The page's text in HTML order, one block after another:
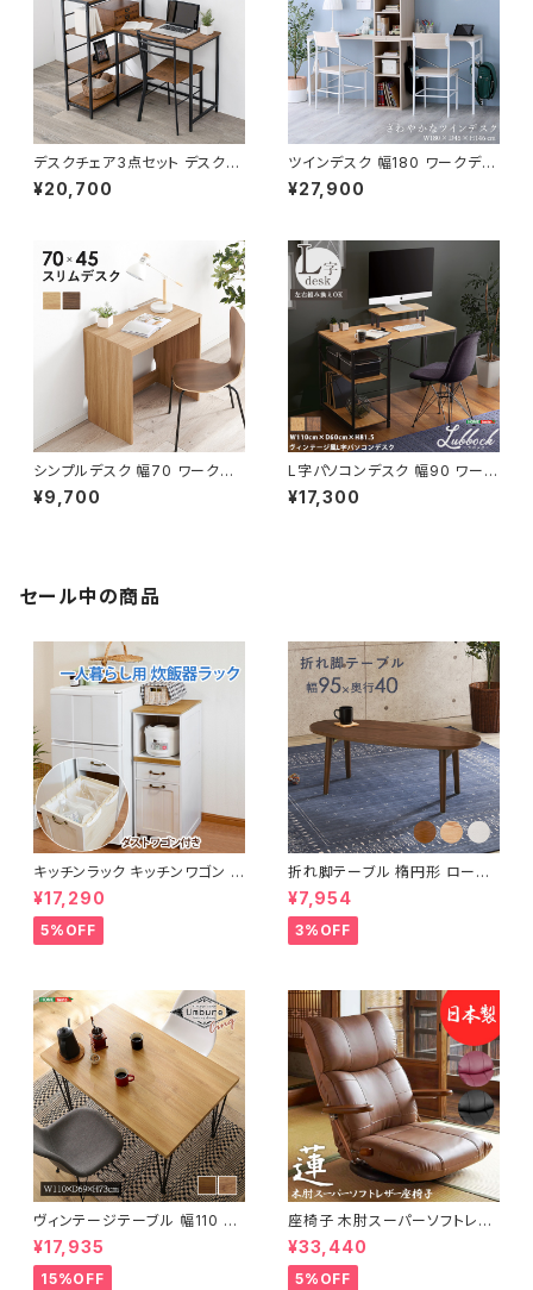
デスクチェア3点セット デスクセ
ット デスク チェア 4段ラック 机
コンセント付き パソコンデスク
¥20,700
ツインデスク 幅180 ワークデス
ク パソコンデスク 学習デスク デ
スクワーク オフィスデスク ナチ
¥27,900
シンプルデスク 幅70 ワークデ
スク 学習机 パソコンデスク サ
イドデスク つくえ 机 新生活 模
¥9,700
L字パソコンデスク 幅90 ワーク
デスク 学習机 パソコンデスク
デスク オフィス ヴィンテージ 新
¥17,300
セール中の商品
キッチンラック キッチンワゴン キ
ャスター付き 収納ラック 一人暮
らし スリムキッチンラック 幅30
cm 完成品
¥17,290
5%OFF
折れ脚テーブル 楕円形 ローテ
ーブル センターテーブル リビン
グテーブル 天然木 幅95 3色展
開
¥7,954
3%OFF
ヴィンテージテーブル 幅110 ダ
イニングテーブル リビングテー
ブル サイドテーブル 新生活 模
様替え
¥17,935
15%OFF
座椅子 木肘スーパーソフトレザ
ー座椅子 リクライニング回転座
椅子 座椅子 父の日 敬老の日
プレゼント 完成品
¥33,440
5%OFF